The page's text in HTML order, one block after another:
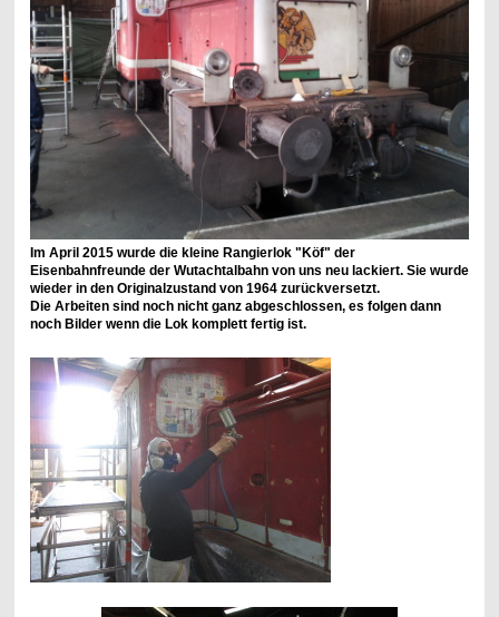
Im April 2015 wurde die kleine Rangierlok "Köf" der
Eisenbahnfreunde der Wutachtalbahn von uns neu lackiert. Sie wurde
wieder in den Originalzustand von 1964 zurückversetzt.
Die Arbeiten sind noch nicht ganz abgeschlossen, es folgen dann
noch Bilder wenn die Lok komplett fertig ist.